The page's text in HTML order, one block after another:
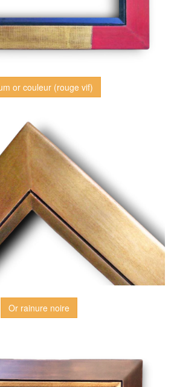
or couleur (rouge vif)
Or rainure noire